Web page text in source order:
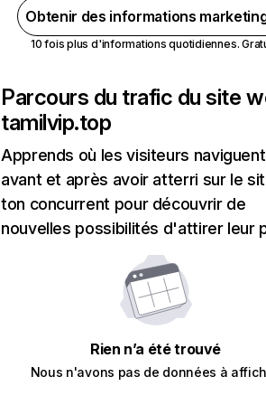
Obtenir des informations
10 fois plus d'informations quotidiennes.
Parcours du trafic du site
tamilvip.top
Apprends où les visiteurs naviguent
avant et après avoir atterri sur le
ton concurrent pour découvrir de
nouvelles possibilités d'attirer leur
Rien n’a été trouvé
Nous n'avons pas de données à